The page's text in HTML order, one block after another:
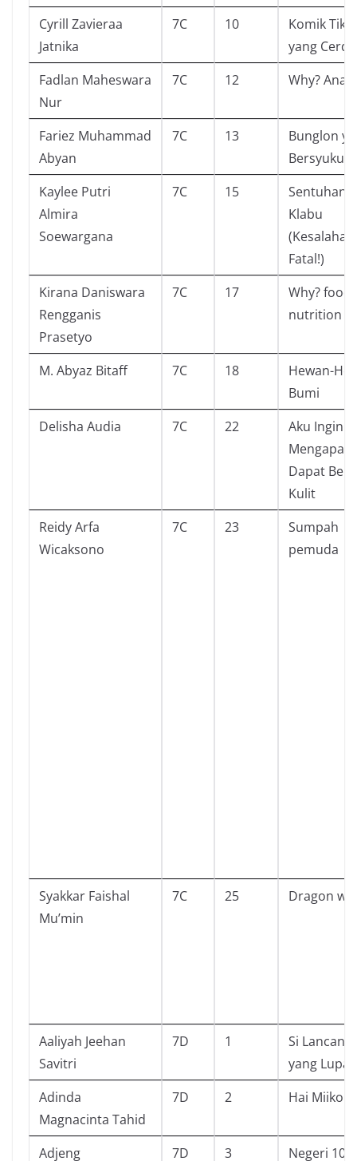
Cyrill Zavieraa
Jatnika
7C 10
Komik
yang
Fadlan Maheswara
Nur
7C 12 Why?
Fariez Muhammad
Abyan
7C 13
Bunglon
Bersyukur
Kaylee Putri
Almira
Soewargana
7C 15
Sentuhan
Klabu
(Kesalahan
Fatal!)
Kirana Daniswara
Rengganis
Prasetyo
7C 17
Why? food
nutrition
M. Abyaz Bitaff 7C 18
Hewan-
Bumi
Delisha Audia
7C 22
Aku Ingin
Mengapa
Dapat
Kulit
Reidy Arfa
Wicaksono
7C 23
Sumpah
pemuda
Syakkar Faishal
Mu’min
7C 25 Dragon
Aaliyah Jeehan
Savitri
7D 1
Si Lancang
yang Lupa
Adinda
Magnacinta Tahid
7D 2 Hai Miiko
Adjeng 7D 3 Negeri